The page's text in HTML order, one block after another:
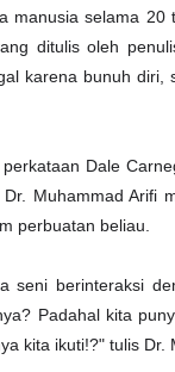
manusia selama 20
ditulis oleh
karena bunuh diri,
Dale
Muhammad Arifi
perbuatan beliau.
seni berinteraksi
Padahal kita
kita ikuti!?" tulis